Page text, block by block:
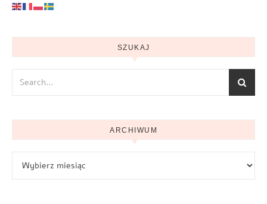
SZUKAJ
ARCHIWUM